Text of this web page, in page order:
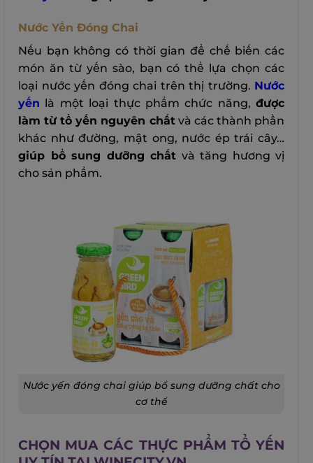
Nước Yến Đóng Chai
Nếu bạn không có thời gian để chế biến các
món ăn từ yến sào, bạn có thể lựa chọn các
loại nước yến đóng chai trên thị trường. Nước
yến là một loại thực phẩm chức năng, được
làm từ tổ yến nguyên chấtvà các thành phần
khác như đường, mật ong, nước ép trái cây…
giúp bổ sung dưỡng chất và tăng hương vị
cho sản phẩm.
Nước yến đóng chai giúp bổ sung dưỡng chất cho
cơ thể
CHỌN MUA CÁC THỰC PHẨM TỔ YẾN